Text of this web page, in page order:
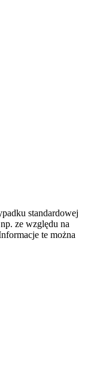
standardowej
ze względu na
te można